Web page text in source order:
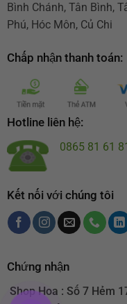
Bình Chánh, Tân Bình,
Phú, Hóc Môn, Củ Chi
Chấp nhận thanh toán:
Hotline liên hệ:
0865 81 61
Kết nối với chúng tôi
Chứng nhận
Shop Hoa : Số 7 Hẻm